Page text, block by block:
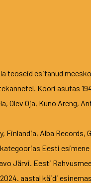
teoseid esitanud
Koori asutas
Olev Oja, Kuno Areng,
Alba Records,
Eesti
Järvi. Eesti
aastal käidi